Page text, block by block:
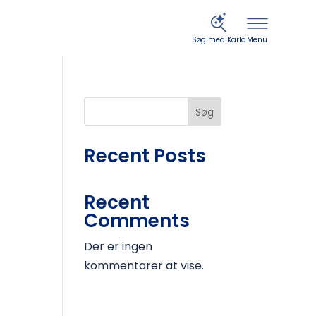
Søg med Karla Menu
Søg
Recent Posts
Recent
Comments
Der er ingen
kommentarer at vise.